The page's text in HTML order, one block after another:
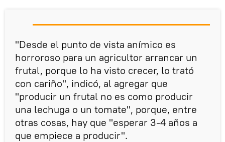
"Desde el punto de vista anímico es
horroroso para un agricultor arrancar un
frutal, porque lo ha visto crecer, lo trató
con cariño", indicó, al agregar que
"producir un frutal no es como producir
una lechuga o un tomate", porque, entre
otras cosas, hay que "esperar 3-4 años a
que empiece a producir".